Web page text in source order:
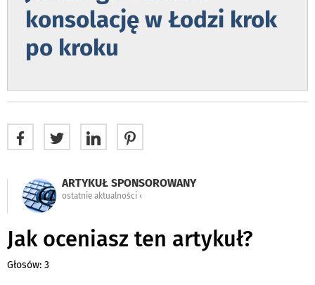
konsolację w Łodzi krok
po kroku
ARTYKUŁ SPONSOROWANY
ostatnie aktualności ‹
Jak oceniasz ten artykuł?
Głosów: 3